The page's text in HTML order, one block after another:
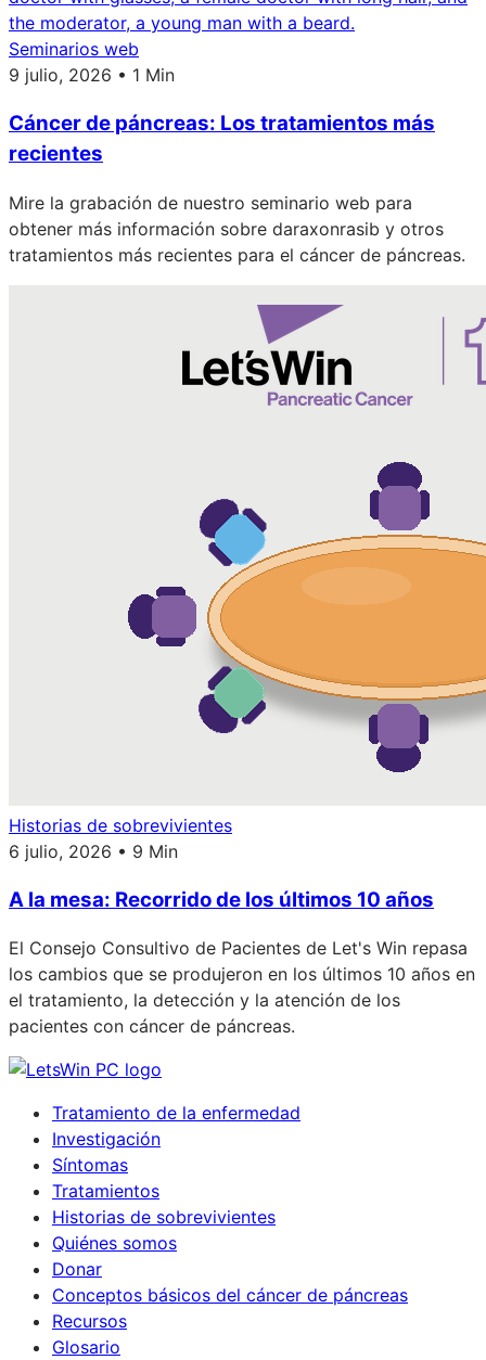
Seminarios web
9 julio, 2026 • 1 Min
Cáncer de páncreas: Los tratamientos más
recientes
Mire la grabación de nuestro seminario web para
obtener más información sobre daraxonrasib y otros
tratamientos más recientes para el cáncer de páncreas.
Historias de sobrevivientes
6 julio, 2026 • 9 Min
A la mesa: Recorrido de los últimos 10 años
El Consejo Consultivo de Pacientes de Let's Win repasa
los cambios que se produjeron en los últimos 10 años en
el tratamiento, la detección y la atención de los
pacientes con cáncer de páncreas.
Tratamiento de la enfermedad
Investigación
Síntomas
Tratamientos
Historias de sobrevivientes
Quiénes somos
Donar
Conceptos básicos del cáncer de páncreas
Recursos
Glosario